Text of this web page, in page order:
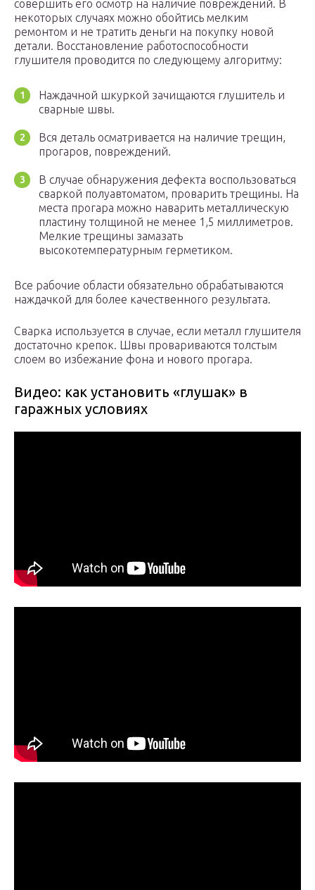
совершить его осмотр на наличие повреждений. В
некоторых случаях можно обойтись мелким
ремонтом и не тратить деньги на покупку новой
детали. Восстановление работоспособности
глушителя проводится по следующему алгоритму:
Наждачной шкуркой зачищаются глушитель и
сварные швы.
Вся деталь осматривается на наличие трещин,
прогаров, повреждений.
В случае обнаружения дефекта воспользоваться
сваркой полуавтоматом, проварить трещины. На
места прогара можно наварить металлическую
пластину толщиной не менее 1,5 миллиметров.
Мелкие трещины замазать
высокотемпературным герметиком.
Все рабочие области обязательно обрабатываются
наждачкой для более качественного результата.
Сварка используется в случае, если металл глушителя
достаточно крепок. Швы провариваются толстым
слоем во избежание фона и нового прогара.
Видео: как установить «глушак» в
гаражных условиях